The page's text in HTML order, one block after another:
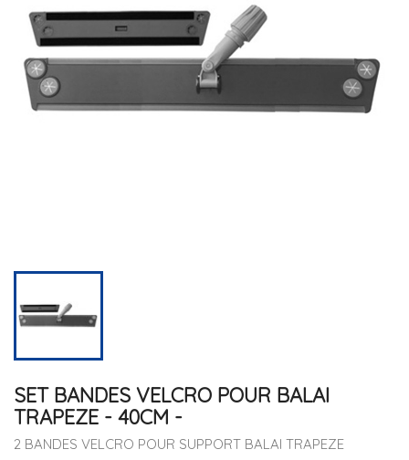
SET BANDES VELCRO POUR BALAI
TRAPEZE - 40CM -
2 BANDES VELCRO POUR SUPPORT BALAI TRAPEZE